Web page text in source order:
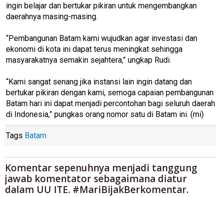
ingin belajar dan bertukar pikiran untuk mengembangkan
daerahnya masing-masing.
“Pembangunan Batam kami wujudkan agar investasi dan
ekonomi di kota ini dapat terus meningkat sehingga
masyarakatnya semakin sejahtera,” ungkap Rudi.
“Kami sangat senang jika instansi lain ingin datang dan
bertukar pikiran dengan kami, semoga capaian pembangunan
Batam hari ini dapat menjadi percontohan bagi seluruh daerah
di Indonesia,” pungkas orang nomor satu di Batam ini. (mi)
Tags Batam
Komentar sepenuhnya menjadi tanggung
jawab komentator sebagaimana diatur
dalam UU ITE. #MariBijakBerkomentar.